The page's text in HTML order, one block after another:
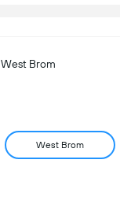
West Brom
West Brom